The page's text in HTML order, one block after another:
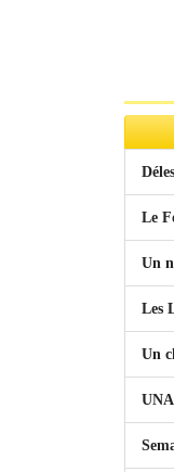
Le
Un
Les
Un